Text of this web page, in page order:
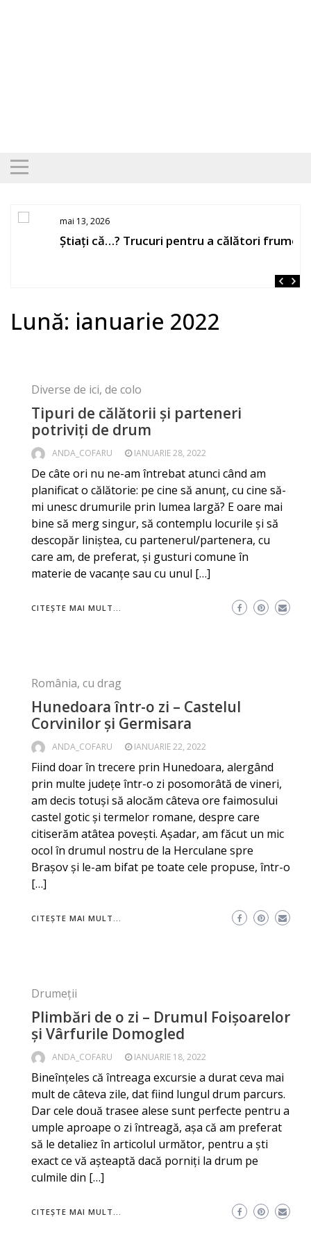
mai 13, 2026
Știați că…? Trucuri pentru a călători frumos
Lună: ianuarie 2022
Diverse de ici, de colo
Tipuri de călătorii și parteneri
potriviți de drum
ANDA_COFARU IANUARIE 28, 2022
De câte ori nu ne-am întrebat atunci când am
planificat o călătorie: pe cine să anunț, cu cine să-
mi unesc drumurile prin lumea largă? E oare mai
bine să merg singur, să contemplu locurile și să
descopăr liniștea, cu partenerul/partenera, cu
care am, de preferat, și gusturi comune în
materie de vacanțe sau cu unul […]
CITEȘTE MAI MULT...
România, cu drag
Hunedoara într-o zi – Castelul
Corvinilor și Germisara
ANDA_COFARU IANUARIE 22, 2022
Fiind doar în trecere prin Hunedoara, alergând
prin multe județe într-o zi posomorâtă de vineri,
am decis totuși să alocăm câteva ore faimosului
castel gotic și termelor romane, despre care
citiserăm atâtea povești. Așadar, am făcut un mic
ocol în drumul nostru de la Herculane spre
Brașov și le-am bifat pe toate cele propuse, într-o
[…]
CITEȘTE MAI MULT...
Drumeții
Plimbări de o zi – Drumul Foișoarelor
și Vârfurile Domogled
ANDA_COFARU IANUARIE 18, 2022
Bineînțeles că întreaga excursie a durat ceva mai
mult de câteva zile, dat fiind lungul drum parcurs.
Dar cele două trasee alese sunt perfecte pentru a
umple aproape o zi întreagă, aşa că am preferat
să le detaliez în articolul următor, pentru a ști
exact ce vă așteaptă dacă porniți la drum pe
culmile din […]
CITEȘTE MAI MULT...